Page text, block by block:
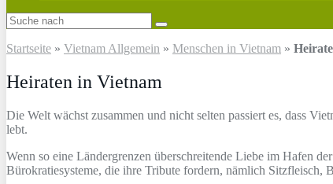
Startseite » Vietnam Allgemein » Menschen in Vietnam »
Heiraten in Vietnam
Die Welt wächst zusammen und nicht selten passiert es, dass
lebt.
Wenn so eine Ländergrenzen überschreitende Liebe im Hafen
Bürokratiesysteme, die ihre Tribute fordern, nämlich Sitzfleisch,